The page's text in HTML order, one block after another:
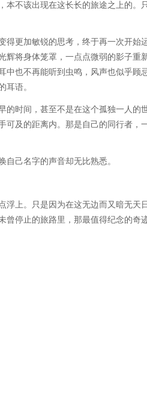
不该出现在这长长的旅途之上的。
得更加敏锐的思考，终于再一次开始
辉将身体笼罩，一点点微弱的影子重
中也不再能听到虫鸣，风声也似乎顾
耳语。
的时间，甚至不是在这个孤独一人的
可及的距离内。那是自己的同行者，
己名字的声音却无比熟悉。
浮上。只是因为在这无边而又暗无天
停止的旅路里，那最值得纪念的奇迹